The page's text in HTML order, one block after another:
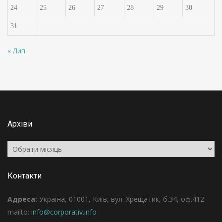
24 25 26 27 28 29 30
31
« Лип
Архіви
Архіви
Контакти
Адреса: Україна, 01001, Київ, вул. Хрещатик, б.34, оф.412
mailto: info@corporativ.info